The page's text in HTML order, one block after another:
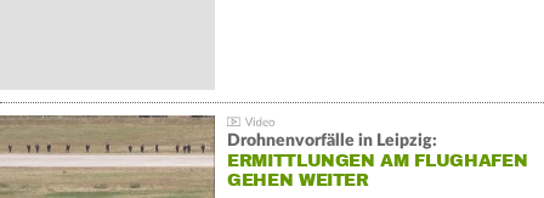
Drohnenvorfälle in Leipzig:
ERMITTLUNGEN AM FLUGHAFEN
GEHEN WEITER